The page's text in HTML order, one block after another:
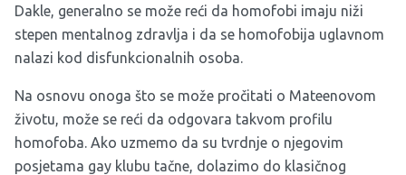
Dakle, generalno se može reći da homofobi imaju niži
stepen mentalnog zdravlja i da se homofobija uglavnom
nalazi kod disfunkcionalnih osoba.
Na osnovu onoga što se može pročitati o Mateenovom
životu, može se reći da odgovara takvom profilu
homofoba. Ako uzmemo da su tvrdnje o njegovim
posjetama gay klubu tačne, dolazimo do klasičnog